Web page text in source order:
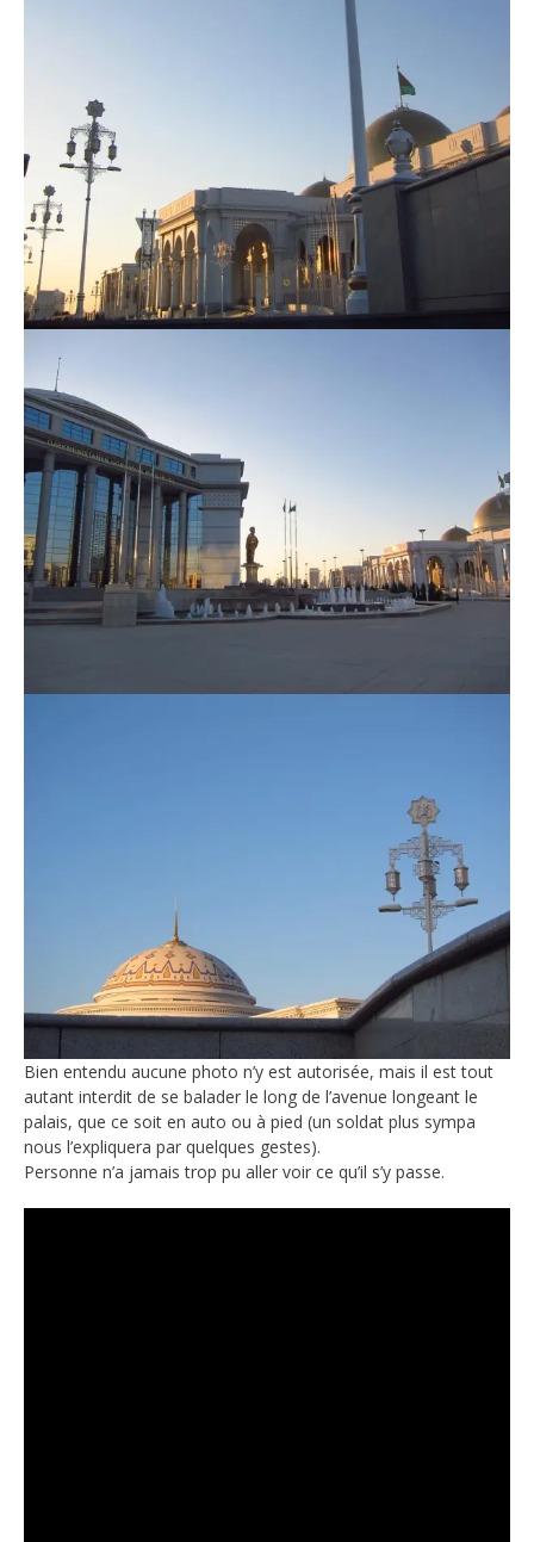
Bien entendu aucune photo n’y est autorisée, mais il est tout
autant interdit de se balader le long de l’avenue longeant le
palais, que ce soit en auto ou à pied (un soldat plus sympa
nous l’expliquera par quelques gestes).
Personne n’a jamais trop pu aller voir ce qu’il s’y passe.